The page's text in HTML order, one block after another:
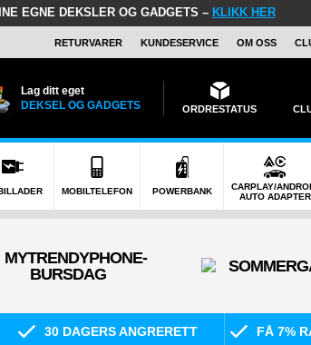
EGNE DEKSLER OG GADGETS – KLIKK HER
RETURVARER KUNDESERVICE OM OSS
Lag ditt eget
DEKSEL OG GADGETS
ORDRESTATUS
MOBILTELEFON POWERBANK
CARPLAY/
AUTO ADAPTER
30 DAGERS ANGRERETT FÅ 7%